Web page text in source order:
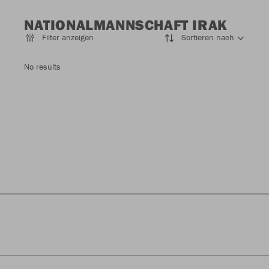
NATIONALMANNSCHAFT IRAK
Filter anzeigen Sortieren nach
No results